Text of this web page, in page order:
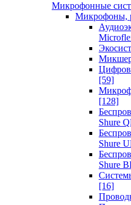
Микрофонные
Микрофоны,
[59]
[128]
Shure
Shure
Shure
[16]